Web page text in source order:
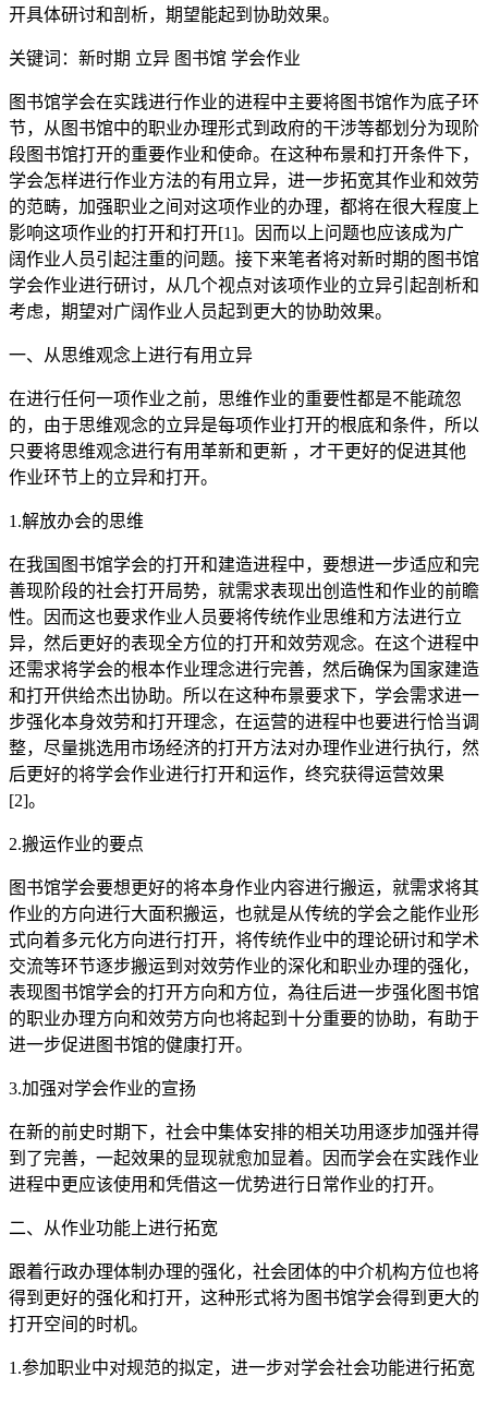
开具体研讨和剖析，期望能起到协助效果。
关键词：新时期 立异 图书馆 学会作业
图书馆学会在实践进行作业的进程中主要将图书馆作为底子环
节，从图书馆中的职业办理形式到政府的干涉等都划分为现阶
段图书馆打开的重要作业和使命。在这种布景和打开条件下，
学会怎样进行作业方法的有用立异，进一步拓宽其作业和效劳
的范畴，加强职业之间对这项作业的办理，都将在很大程度上
影响这项作业的打开和打开[1]。因而以上问题也应该成为广
阔作业人员引起注重的问题。接下来笔者将对新时期的图书馆
学会作业进行研讨，从几个视点对该项作业的立异引起剖析和
考虑，期望对广阔作业人员起到更大的协助效果。
一、从思维观念上进行有用立异
在进行任何一项作业之前，思维作业的重要性都是不能疏忽
的，由于思维观念的立异是每项作业打开的根底和条件，所以
只要将思维观念进行有用革新和更新 ，才干更好的促进其他
作业环节上的立异和打开。
1.解放办会的思维
在我国图书馆学会的打开和建造进程中，要想进一步适应和完
善现阶段的社会打开局势，就需求表现出创造性和作业的前瞻
性。因而这也要求作业人员要将传统作业思维和方法进行立
异，然后更好的表现全方位的打开和效劳观念。在这个进程中
还需求将学会的根本作业理念进行完善，然后确保为国家建造
和打开供给杰出协助。所以在这种布景要求下，学会需求进一
步强化本身效劳和打开理念，在运营的进程中也要进行恰当调
整，尽量挑选用市场经济的打开方法对办理作业进行执行，然
后更好的将学会作业进行打开和运作，终究获得运营效果
[2]。
2.搬运作业的要点
图书馆学会要想更好的将本身作业内容进行搬运，就需求将其
作业的方向进行大面积搬运，也就是从传统的学会之能作业形
式向着多元化方向进行打开，将传统作业中的理论研讨和学术
交流等环节逐步搬运到对效劳作业的深化和职业办理的强化，
表现图书馆学会的打开方向和方位，為往后进一步强化图书馆
的职业办理方向和效劳方向也将起到十分重要的协助，有助于
进一步促进图书馆的健康打开。
3.加强对学会作业的宣扬
在新的前史时期下，社会中集体安排的相关功用逐步加强并得
到了完善，一起效果的显现就愈加显着。因而学会在实践作业
进程中更应该使用和凭借这一优势进行日常作业的打开。
二、从作业功能上进行拓宽
跟着行政办理体制办理的强化，社会团体的中介机构方位也将
得到更好的强化和打开，这种形式将为图书馆学会得到更大的
打开空间的时机。
1.参加职业中对规范的拟定，进一步对学会社会功能进行拓宽